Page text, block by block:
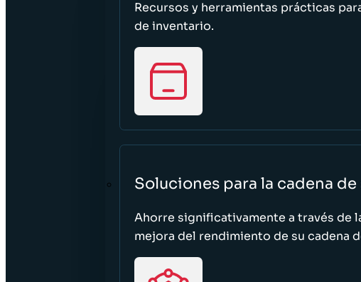
Recursos y herramientas prácticas
de inventario.
Soluciones para la cadena
Ahorre significativamente a través de
mejora del rendimiento de su cadena